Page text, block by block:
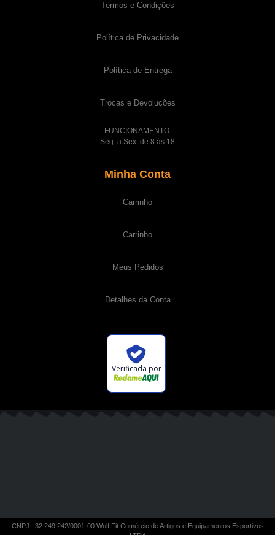
Termos e Condições
Política de Privacidade
Política de Entrega
Trocas e Devoluções
FUNCIONAMENTO:
Seg. a Sex. de 8 às 18
Minha Conta
Carrinho
Carrinho
Meus Pedidos
Detalhes da Conta
Verificada por
CNPJ : 32.249.242/0001-00 Wolf Fit Comércio de Artigos e Equipamentos Esportivos